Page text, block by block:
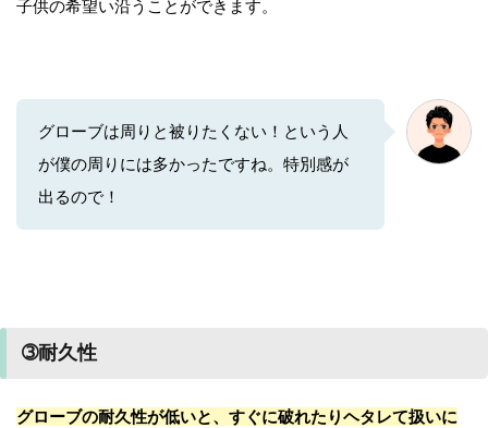
子供の希望い沿うことができます。
グローブは周りと被りたくない！という人
が僕の周りには多かったですね。特別感が
出るので！
➂耐久性
グローブの耐久性が低いと、すぐに破れたりヘタレて扱いに